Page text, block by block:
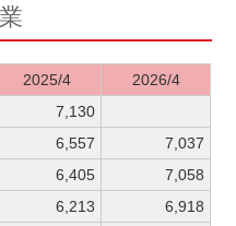
2025/4 2026/4
7,130
6,557
7,037
6,405
7,058
6,213 6,918